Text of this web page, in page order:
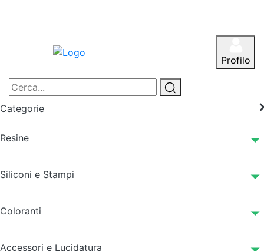
Profilo
Categorie
Resine
Siliconi e Stampi
Coloranti
Accessori e Lucidatura